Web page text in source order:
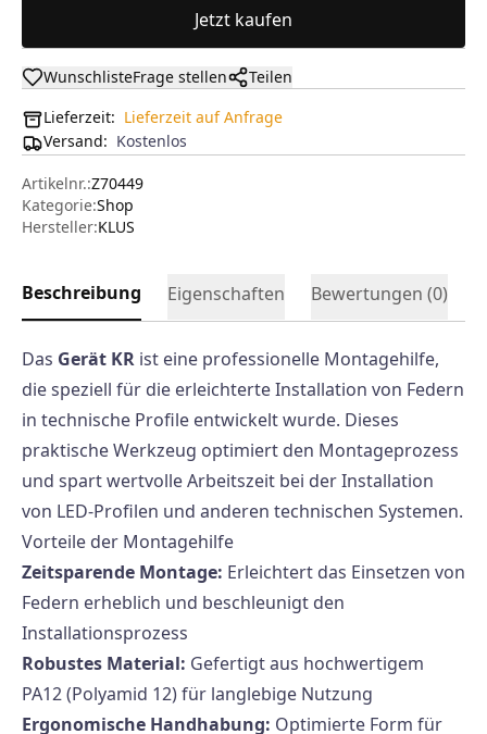
Jetzt kaufen
WunschlisteFrage stellen
Teilen
Lieferzeit: Lieferzeit auf Anfrage
Versand: Kostenlos
Artikelnr.:Z70449
Kategorie:Shop
Hersteller:KLUS
Beschreibung Eigenschaften Bewertungen (0)
Das Gerät KR ist eine professionelle Montagehilfe,
die speziell für die erleichterte Installation von Federn
in technische Profile entwickelt wurde. Dieses
praktische Werkzeug optimiert den Montageprozess
und spart wertvolle Arbeitszeit bei der Installation
von LED-Profilen und anderen technischen Systemen.
Vorteile der Montagehilfe
Zeitsparende Montage: Erleichtert das Einsetzen von
Federn erheblich und beschleunigt den
Installationsprozess
Robustes Material: Gefertigt aus hochwertigem
PA12 (Polyamid 12) für langlebige Nutzung
Ergonomische Handhabung: Optimierte Form für